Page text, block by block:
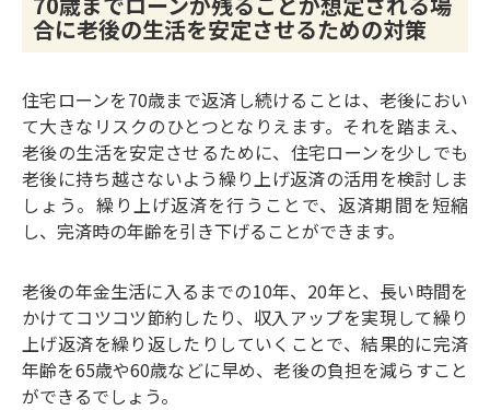
合に老後の生活を安定させるための対策
住宅ローンを70歳まで返済し続けることは、老後におい
て大きなリスクのひとつとなりえます。それを踏まえ、
老後の生活を安定させるために、住宅ローンを少しでも
老後に持ち越さないよう繰り上げ返済の活用を検討しま
しょう。繰り上げ返済を行うことで、返済期間を短縮
し、完済時の年齢を引き下げることができます。
老後の年金生活に入るまでの10年、20年と、長い時間を
かけてコツコツ節約したり、収入アップを実現して繰り
上げ返済を繰り返したりしていくことで、結果的に完済
年齢を65歳や60歳などに早め、老後の負担を減らすこと
ができるでしょう。